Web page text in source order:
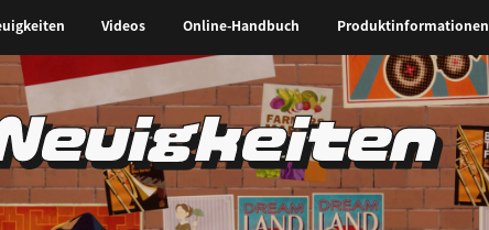
Videos Online-Handbuch Produktinformationen